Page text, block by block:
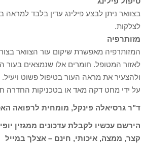
בצוואר ניתן לבצע פילינג עדין בלבד
לצלקות.
מזותרפיה
המזותרפיה מאפשרת שיקום עור הצוואר
לאזור המטופל. חומרים אלו שנמצאים בעור
ולהצעיר את מראה העור בטיפול פשוט
על ידי מחט דקה מאד או בטכניקות החדרה
ד"ר גרסיאלה פינקל, מומחית לרפואה
הירשם עכשיו לקבלת עדכונים ממגזין
קצר, ממצה, איכותי, חינם – אצלך במייל